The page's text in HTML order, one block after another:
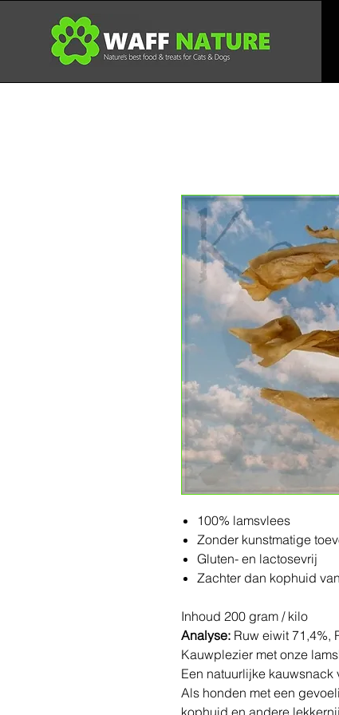
100% lamsvlees
Zonder kunstmatige
Gluten- en lactosevrij
Zachter dan kophuid
Inhoud 200 gram / kilo
Analyse: Ruw eiwit 71,4%,
Kauwplezier met onze
Een natuurlijke kauwsnack
Als honden met een
kophuid en andere